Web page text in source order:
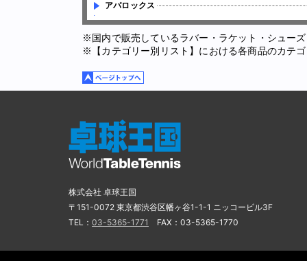
アバロックス
※国内で販売しているラバー・ラケット・シュー
※【カテゴリー別リスト】における各商品のカテ
株式会社 卓球王国
〒151-0072 東京都渋谷区幡ヶ谷1-1-1 ニッコービル3F
TEL： 03-5365-1771 FAX：03-5365-1770